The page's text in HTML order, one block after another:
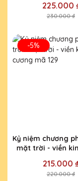
225.000
230.000 ₫
-5%
Kỷ niệm chương
mặt trời - viền
215.000
220.000 ₫